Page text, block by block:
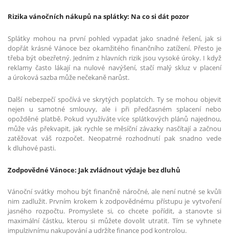
Rizika vánočních nákupů na splátky: Na co si dát pozor
Splátky mohou na první pohled vypadat jako snadné řešení, jak si
dopřát krásné Vánoce bez okamžitého finančního zatížení. Přesto je
třeba být obezřetný. Jedním z hlavních rizik jsou vysoké úroky. I když
reklamy často lákají na nulové navýšení, stačí malý skluz v placení
a úroková sazba může nečekaně narůst.
Další nebezpečí spočívá ve skrytých poplatcích. Ty se mohou objevit
nejen u samotné smlouvy, ale i při předčasném splacení nebo
opožděné platbě. Pokud využíváte více splátkových plánů najednou,
může vás překvapit, jak rychle se měsíční závazky nasčítají a začnou
zatěžovat váš rozpočet. Neopatrné rozhodnutí pak snadno vede
k dluhové pasti.
Zodpovědné Vánoce: Jak zvládnout výdaje bez dluhů
Vánoční svátky mohou být finančně náročné, ale není nutné se kvůli
nim zadlužit. Prvním krokem k zodpovědnému přístupu je vytvoření
jasného rozpočtu. Promyslete si, co chcete pořídit, a stanovte si
maximální částku, kterou si můžete dovolit utratit. Tím se vyhnete
impulzivnímu nakupování a udržíte finance pod kontrolou.